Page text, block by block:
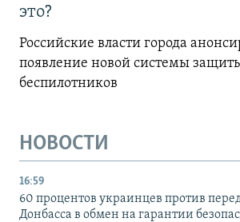
это?
Российские власти города
появление новой системы
беспилотников
НОВОСТИ
16:59
60 процентов украинцев против
Донбасса в обмен на гарантии